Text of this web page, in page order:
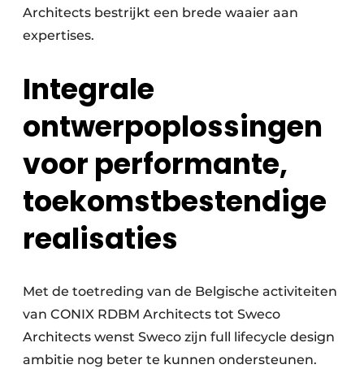
Architects bestrijkt een brede waaier aan
expertises.
Integrale
ontwerpoplossingen
voor performante,
toekomstbestendige
realisaties
Met de toetreding van de Belgische activiteiten
van CONIX RDBM Architects tot Sweco
Architects wenst Sweco zijn full lifecycle design
ambitie nog beter te kunnen ondersteunen.